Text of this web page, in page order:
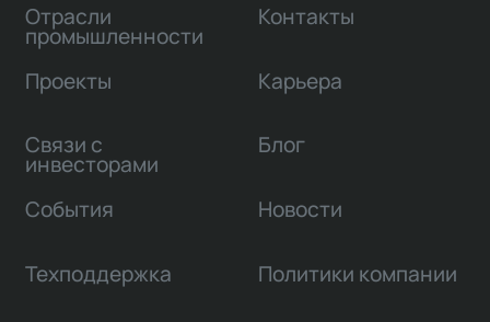
Отрасли
промышленности
Проекты
Связи с
инвесторами
Контакты
Карьера
Блог
События Новости
Техподдержка Политики компании